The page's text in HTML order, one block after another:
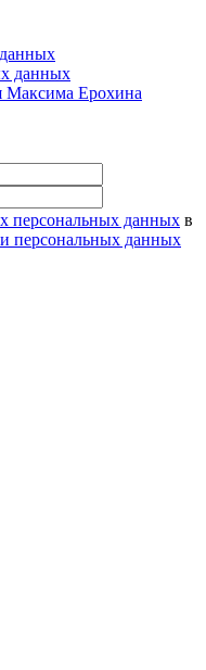
данных
Максима Ерохина
персональных данных в
персональных данных